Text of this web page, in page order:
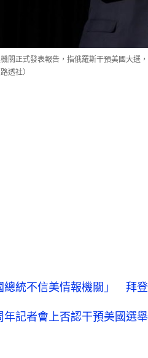
關正式發表報告，指俄羅斯干預美國大選
透社）
總統不信美情報機關」 拜
年記者會上否認干預美國選